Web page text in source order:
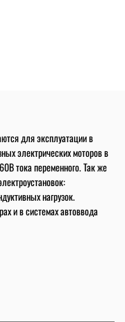
для эксплуатации в
электрических моторов в
тока переменного. Так же
нагрузок.
и в системах автоввода